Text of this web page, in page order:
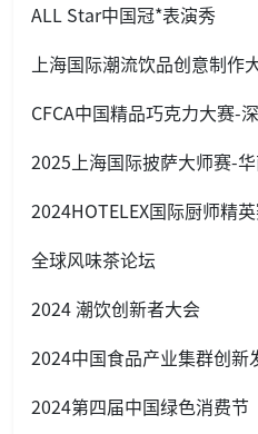
ALL Star中国冠*表演秀
上海国际潮流饮品创意制作
CFCA中国精品巧克力大赛-
2025上海国际披萨大师赛-
2024HOTELEX国际厨师精英
全球风味茶论坛
2024 潮饮创新者大会
2024中国食品产业集群创新
2024第四届中国绿色消费节